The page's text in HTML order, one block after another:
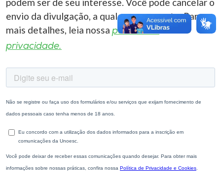
envio da divulgação, a qualquer momento. Para
mais detalhes, leia nossa política de
privacidade.